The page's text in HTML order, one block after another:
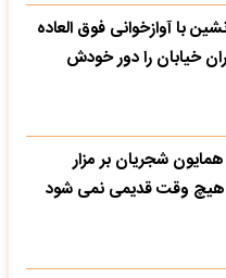
با آوازخوانی فوق العاده
خیابان را دور خودش
همایون شجریان بر مزار
وقت قدیمی نمی شود